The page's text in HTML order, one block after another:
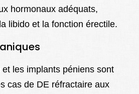
hormonaux adéquats,
libido et la fonction érectile.
les implants péniens sont
cas de DE réfractaire aux